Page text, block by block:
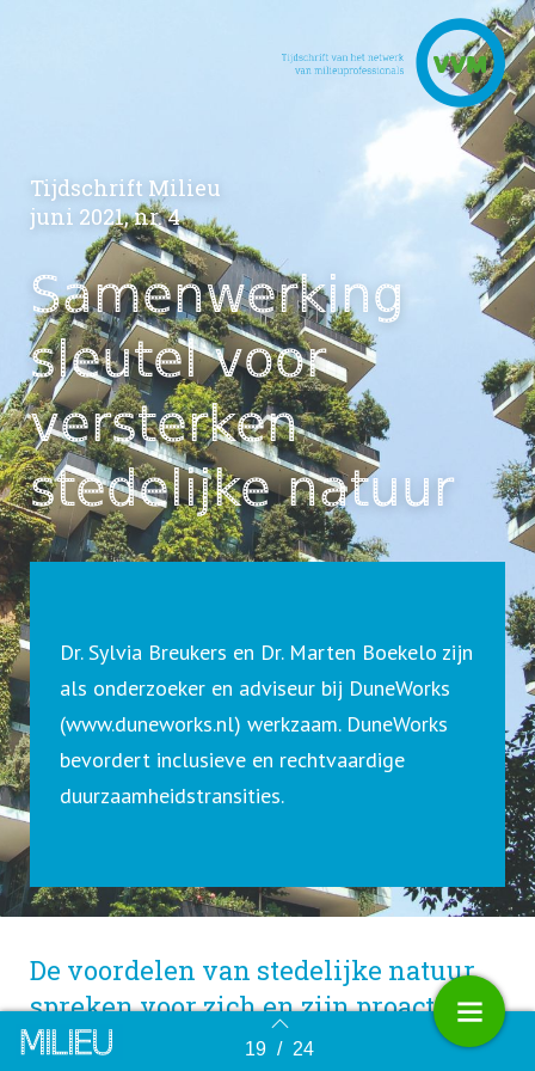
Terug naar overzicht 19 / 24
Tijdschrift Milieu
juni 2021, nr. 4
Samenwerking
sleutel voor
versterken
stedelijke natuur
Dr. Sylvia Breukers en Dr. Marten Boekelo zijn
als onderzoeker en adviseur bij DuneWorks
(www.duneworks.nl) werkzaam. DuneWorks
bevordert inclusieve en rechtvaardige
duurzaamheidstransities.
De voordelen van stedelijke natuur
spreken voor zich en zijn proactief te
realiseren. De praktijk is echter taai.